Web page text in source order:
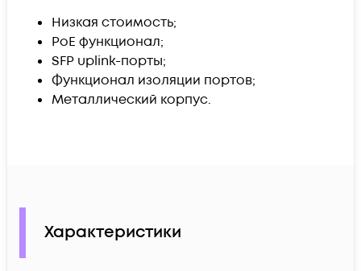
Низкая стоимость;
PoE функционал;
SFP uplink-порты;
Функционал изоляции портов;
Металлический корпус.
Характеристики